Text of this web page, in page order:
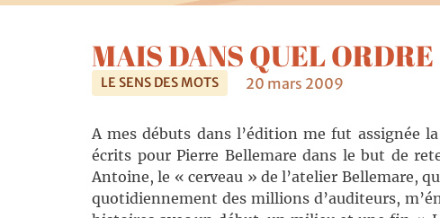
MAIS DANS QUEL ORDRE
LE SENS DES MOTS 20 mars 2009
A mes débuts dans l’édition me fut assignée
écrits pour Pierre Bellemare dans le but de
Antoine, le « cerveau » de l’atelier Bellemare,
quotidiennement des millions d’auditeurs,